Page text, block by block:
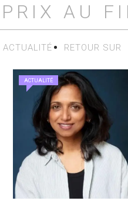
AU
ACTUALITÉ RETOUR SUR
ACTUALITÉ